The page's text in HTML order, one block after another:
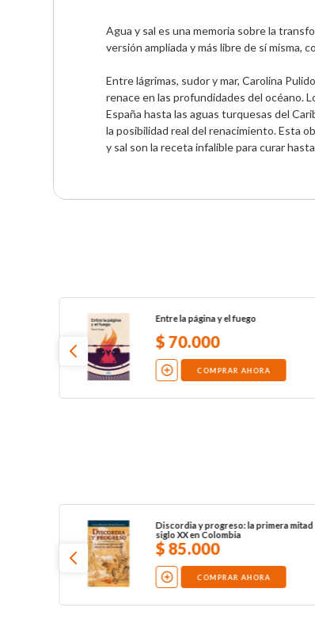
Agua y sal es una memoria sobre la
versión ampliada y más libre de sí misma,
Entre lágrimas, sudor y mar, Carolina
renace en las profundidades del océano.
España hasta las aguas turquesas del
la posibilidad real del renacimiento. Esta
y sal son la receta infalible para curar
Entre la página y el fuego
$70.000
COMPRAR AHORA
Discordia y progreso: la primera mitad
siglo XX en Colombia
$85.000
COMPRAR AHORA